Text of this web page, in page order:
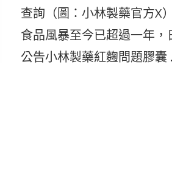
查詢（圖：小林製藥官方X
食品風暴至今已超過一年，
公告小林製藥紅麴問題膠囊